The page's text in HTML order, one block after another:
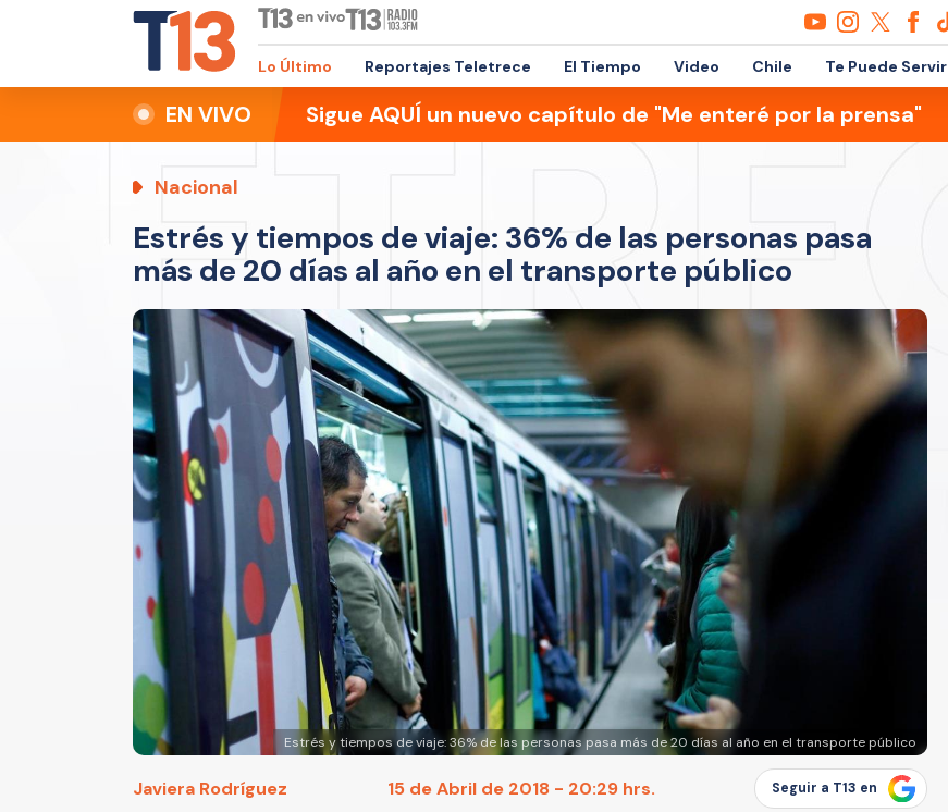
Lo Último Reportajes Teletrece El Tiempo Video Chile Te Puede Servir
EN VIVO Sigue AQUÍ un nuevo capítulo de "Me enteré por la prensa"
Nacional
Estrés y tiempos de viaje: 36% de las personas pasa
más de 20 días al año en el transporte público
Estrés y tiempos de viaje: 36% de las personas pasa más de 20 días al año en el transporte público
Javiera Rodríguez 15 de Abril de 2018 - 20:29 hrs. Seguir a T13 en